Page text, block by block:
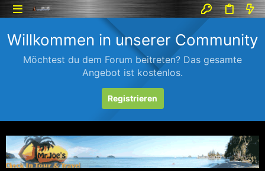
Willkommen in unserer Community
Möchtest du dem Forum beitreten? Das gesamte
Angebot ist kostenlos.
Registrieren